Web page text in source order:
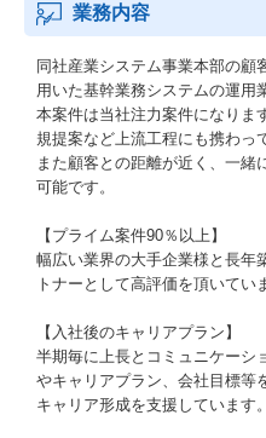
業務内容
同社産業システム事業本部の顧
用いた基幹業務システムの運用
本案件は当社注力案件になりま
規提案など上流工程にも携わっ
また顧客との距離が近く、一緒
可能です。
【プライム案件90％以上】
幅広い業界の大手企業様と長年
トナーとして高評価を頂いてい
【入社後のキャリアプラン】
半期毎に上長とコミュニケーシ
やキャリアプラン、会社目標等
キャリア形成を支援しています。